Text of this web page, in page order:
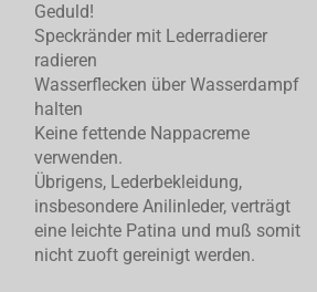
Geduld!
Speckränder mit Lederradierer
radieren
Wasserflecken über Wasserdampf
halten
Keine fettende Nappacreme
verwenden.
Übrigens, Lederbekleidung,
insbesondere Anilinleder, verträgt
eine leichte Patina und muß somit
nicht zuoft gereinigt werden.